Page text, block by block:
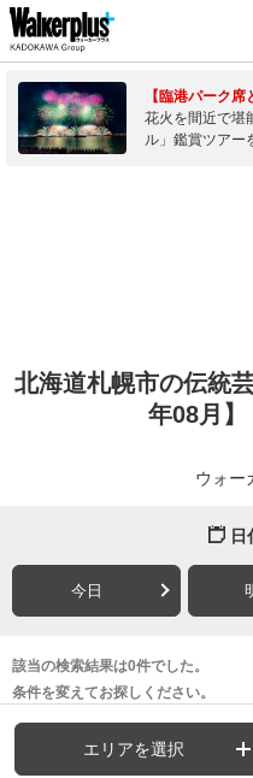
【臨港パーク席
花火を間近で堪
ル」鑑賞ツアー
北海道札幌市の伝統
年08月】
ウォー
日
今日
該当の検索結果は0件でした。
条件を変えてお探しください。
エリアを選択